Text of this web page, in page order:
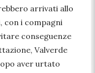
arrivati allo
con i compagni
conseguenze
Valverde
aver urtato